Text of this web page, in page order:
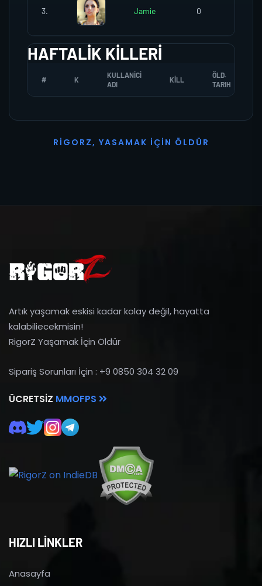
3. Jamie 0
HAFTALIK KILLERI
# K
KULLANICI
ADI
KILL
ÖLD.
TARIH
R I G O R Z, YASAMAK İ ÇI N Ö L D Ü R
Artık yaşamak eskisi kadar kolay değil, hayatta
kalabiliecekmisin!
RigorZ Yaşamak İçin Öldür
Sipariş Sorunları İçin : +9 0850 304 32 09
ÜCRETSIZ MMOFPS
HIZLI LİNKLER
Anasayfa